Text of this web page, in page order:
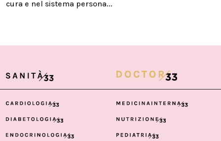
cura e nel sistema persona...